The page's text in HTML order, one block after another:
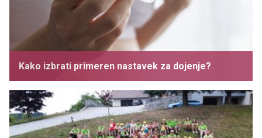
Kako izbrati primeren nastavek za dojenje?